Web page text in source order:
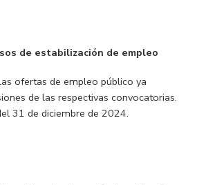
de estabilización de empleo
ofertas de empleo público ya
de las respectivas convocatorias.
31 de diciembre de 2024.